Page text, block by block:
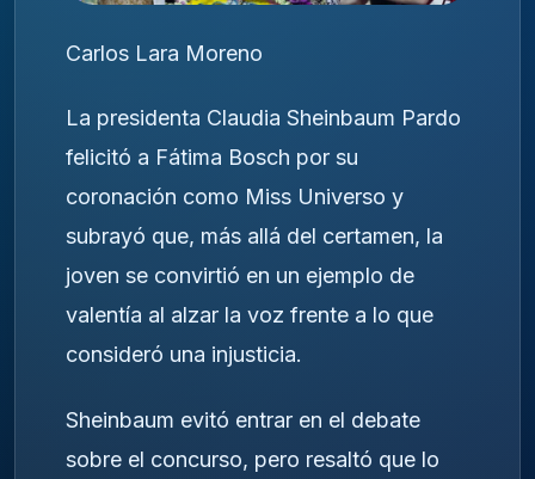
Carlos Lara Moreno
La presidenta Claudia Sheinbaum Pardo
felicitó a Fátima Bosch por su
coronación como Miss Universo y
subrayó que, más allá del certamen, la
joven se convirtió en un ejemplo de
valentía al alzar la voz frente a lo que
consideró una injusticia.
Sheinbaum evitó entrar en el debate
sobre el concurso, pero resaltó que lo